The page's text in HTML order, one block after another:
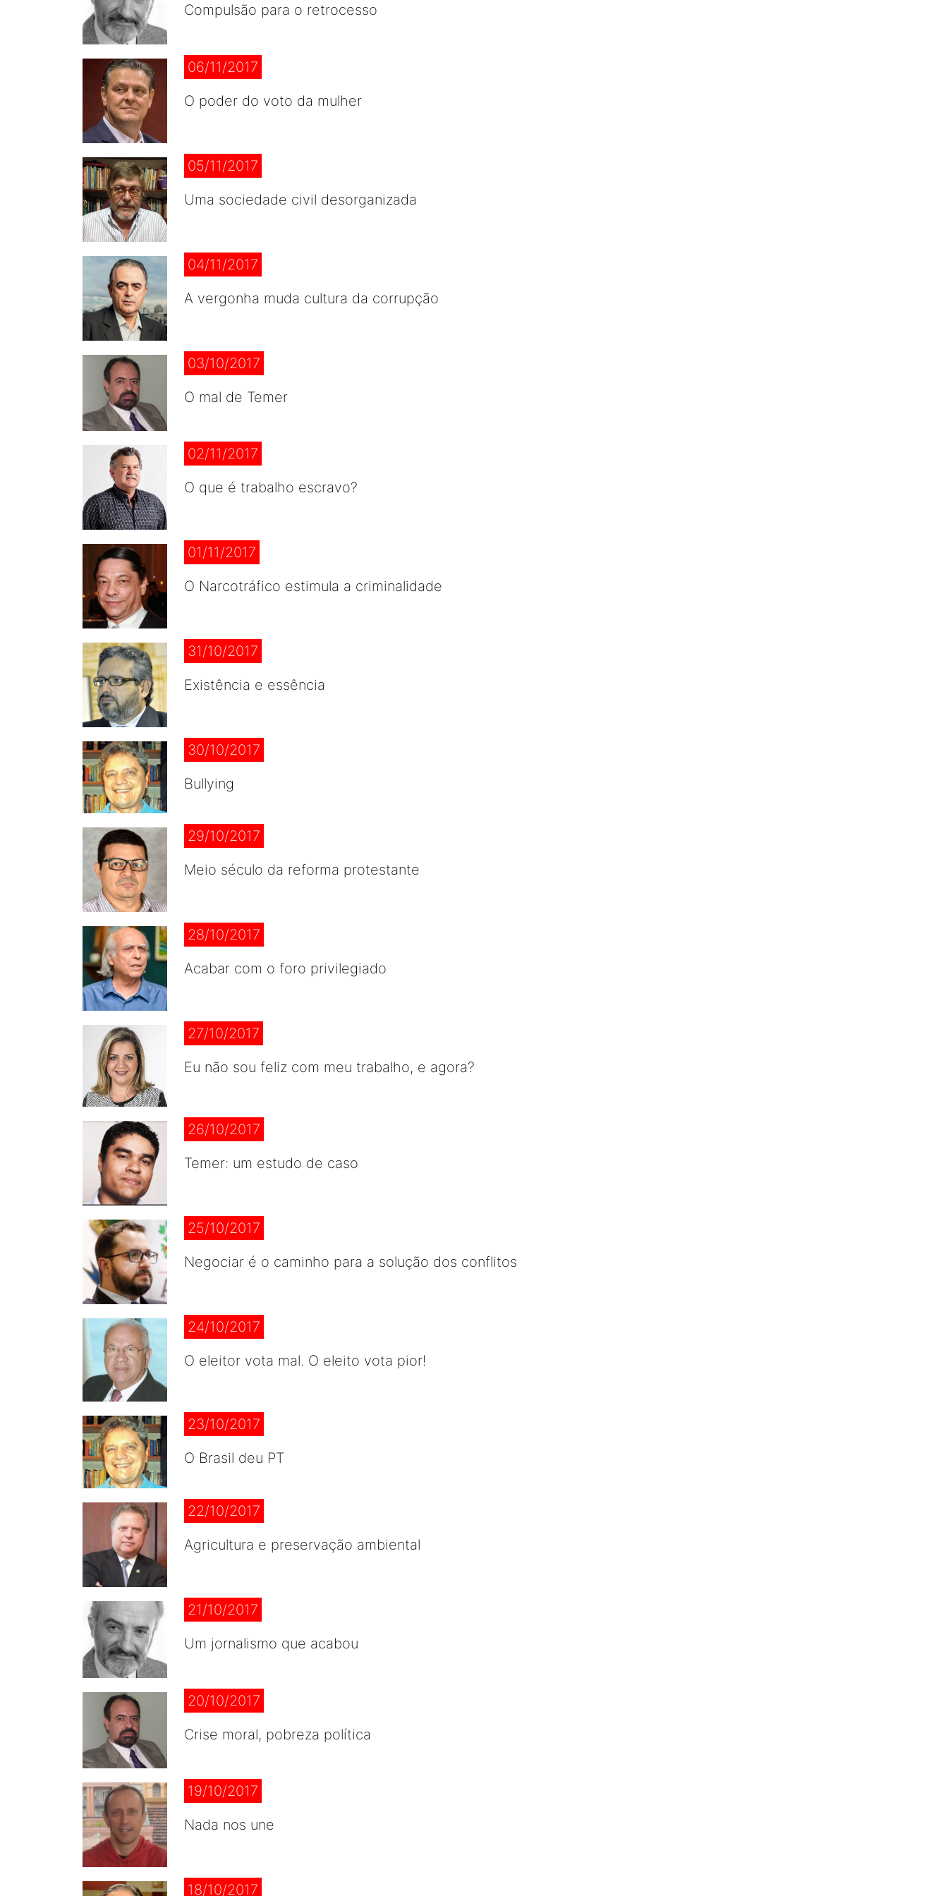
Compulsão para o retrocesso
06/11/2017
O poder do voto da mulher
05/11/2017
Uma sociedade civil desorganizada
04/11/2017
A vergonha muda cultura da corrupção
03/10/2017
O mal de Temer
02/11/2017
O que é trabalho escravo?
01/11/2017
O Narcotráfico estimula a criminalidade
31/10/2017
Existência e essência
30/10/2017
Bullying
29/10/2017
Meio século da reforma protestante
28/10/2017
Acabar com o foro privilegiado
27/10/2017
Eu não sou feliz com meu trabalho, e agora?
26/10/2017
Temer: um estudo de caso
25/10/2017
Negociar é o caminho para a solução dos conflitos
24/10/2017
O eleitor vota mal. O eleito vota pior!
23/10/2017
O Brasil deu PT
22/10/2017
Agricultura e preservação ambiental
21/10/2017
Um jornalismo que acabou
20/10/2017
Crise moral, pobreza política
19/10/2017
Nada nos une
18/10/2017